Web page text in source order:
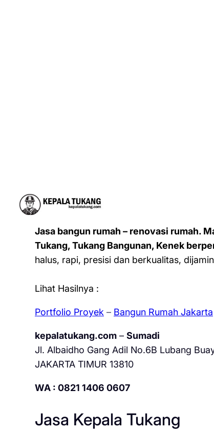
Jasa bangun rumah – renovasi rumah.
Tukang, Tukang Bangunan, Kenek
halus, rapi, presisi dan berkualitas,
Lihat Hasilnya :
Portfolio Proyek– Bangun Rumah Jakarta
kepalatukang.com– Sumadi
Jl. Albaidho Gang Adil No.6B Lubang
JAKARTA TIMUR 13810
WA : 0821 1406 0607
Jasa Kepala Tukang